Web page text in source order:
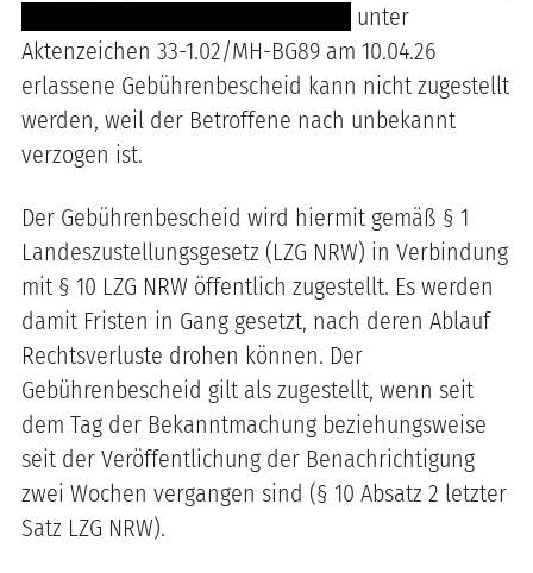
unter
Aktenzeichen 33-1.02/MH-BG89 am 10.04.26
erlassene Gebührenbescheid kann nicht zugestellt
werden, weil der Betroffene nach unbekannt
verzogen ist.
Der Gebührenbescheid wird hiermit gemäß § 1
Landeszustellungsgesetz (LZG NRW) in Verbindung
mit § 10 LZG NRW öffentlich zugestellt. Es werden
damit Fristen in Gang gesetzt, nach deren Ablauf
Rechtsverluste drohen können. Der
Gebührenbescheid gilt als zugestellt, wenn seit
dem Tag der Bekanntmachung beziehungsweise
seit der Veröffentlichung der Benachrichtigung
zwei Wochen vergangen sind (§ 10 Absatz 2 letzter
Satz LZG NRW).